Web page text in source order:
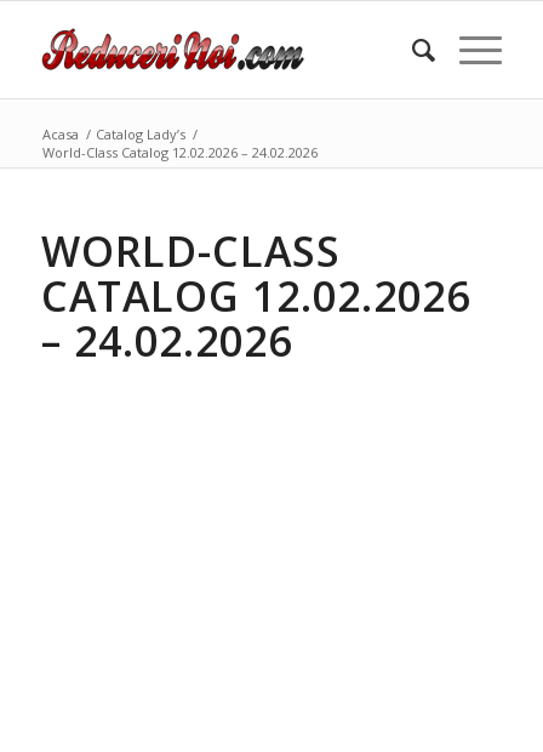
Acasa / Catalog Lady’s /
World-Class Catalog 12.02.2026 – 24.02.2026
WORLD-CLASS
CATALOG 12.02.2026
– 24.02.2026